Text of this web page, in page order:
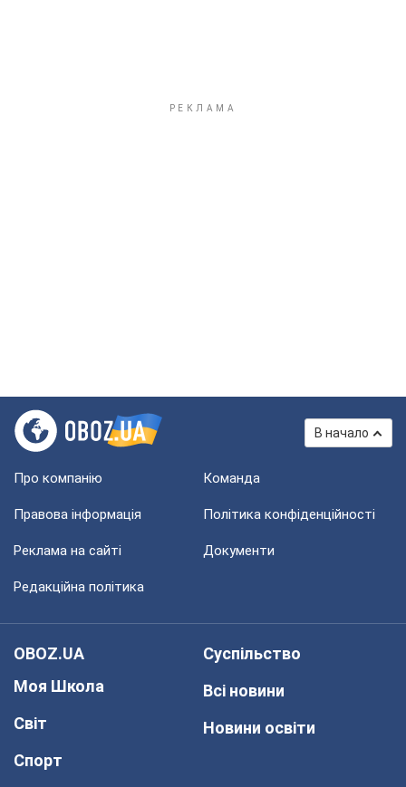
В начало
Про компанію Команда
Правова інформація Політика конфіденційності
Реклама на сайті Документи
Редакційна політика
OBOZ.UA
Моя Школа
Світ
Спорт
Суспільство
Всі новини
Новини освіти